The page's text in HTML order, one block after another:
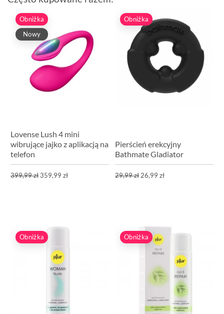
Obniżka
Nowy
Lovense Lush 4 mini
wibrujące jajko z aplikacją na
telefon
399,99 zł359,99 zł
Obniżka
Pierścień erekcyjny
Bathmate Gladiator
29,99 zł 26,99 zł
Obniżka Obniżka